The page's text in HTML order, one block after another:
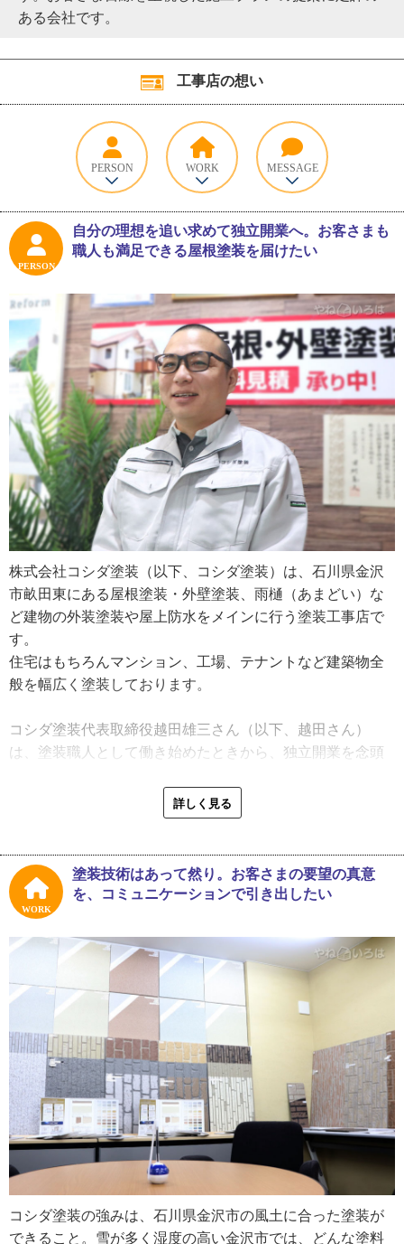
ある会社です。
工事店の想い
PERSON WORK MESSAGE
PERSON
自分の理想を追い求めて独立開業へ。お客さまも
職人も満足できる屋根塗装を届けたい
株式会社コシダ塗装（以下、コシダ塗装）は、石川県金沢
市畝田東にある屋根塗装・外壁塗装、雨樋（あまどい）な
ど建物の外装塗装や屋上防水をメインに行う塗装工事店で
す。
住宅はもちろんマンション、工場、テナントなど建築物全
般を幅広く塗装しております。
コシダ塗装代表取締役越田雄三さん（以下、越田さん）
は、塗装職人として働き始めたときから、独立開業を念頭
「勤め人として仕事していると、工期が短くこだわった技
たいと思い、独立を決めました」
今後は、お客さまと直接やり取りできる元請けの仕事を増
ションを大切にし、お客さま目線で施工をしていくとのこ
詳しく見る
WORK
塗装技術はあって然り。お客さまの要望の真意
を、コミュニケーションで引き出したい
コシダ塗装の強みは、石川県金沢市の風土に合った塗装が
できること。雪が多く湿度の高い金沢市では、どんな塗料